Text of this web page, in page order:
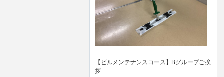
【ビルメンテナンスコース】Bグループご挨
拶